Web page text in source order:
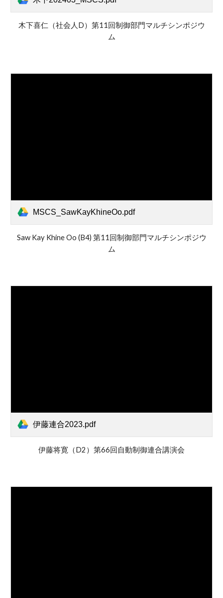
木下喜仁 （社会人D）第11回制御部門マルチシンポジウ
ム
MSCS_SawKayKhineOo.pdf
Saw Kay Khine Oo (B4) 第11回制御部門マルチシンポジウ
ム
伊藤連合2023.pdf
伊藤将寛（D2）第66回自動制御連合講演会